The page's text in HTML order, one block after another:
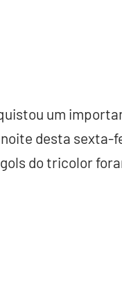
um
desta sexta-
do tricolor